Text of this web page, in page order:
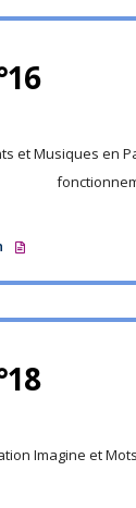
et Musiques en
Imagine et